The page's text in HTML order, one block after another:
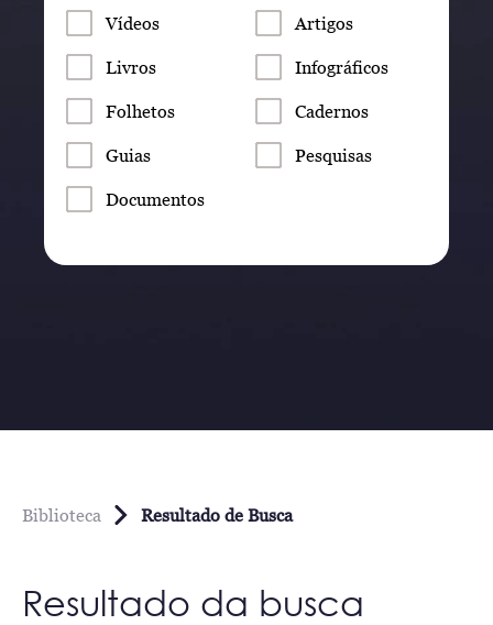
Vídeos Artigos
Livros Infográficos
Folhetos Cadernos
Guias Pesquisas
Documentos
Biblioteca Resultado de Busca
Resultado da busca